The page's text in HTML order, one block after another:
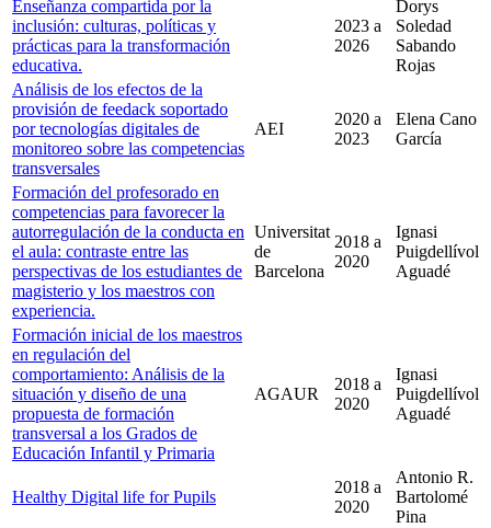
Enseñanza compartida por la
inclusión: culturas, políticas y
prácticas para la transformación
educativa.
2023 a
2026
Dorys
Soledad
Sabando
Rojas
Análisis de los efectos de la
provisión de feedack soportado
por tecnologías digitales de
monitoreo sobre las competencias
transversales
AEI
2020 a
2023
Elena Cano
García
Formación del profesorado en
competencias para favorecer la
autorregulación de la conducta en
el aula: contraste entre las
perspectivas de los estudiantes de
magisterio y los maestros con
experiencia.
Universitat
de
Barcelona
2018 a
2020
Ignasi
Puigdellívol
Aguadé
Formación inicial de los maestros
en regulación del
comportamiento: Análisis de la
situación y diseño de una
propuesta de formación
transversal a los Grados de
Educación Infantil y Primaria
AGAUR
2018 a
2020
Ignasi
Puigdellívol
Aguadé
Healthy Digital life for Pupils
2018 a
2020
Antonio R.
Bartolomé
Pina